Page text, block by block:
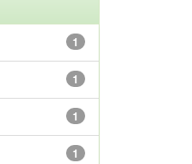
1
1
1
1